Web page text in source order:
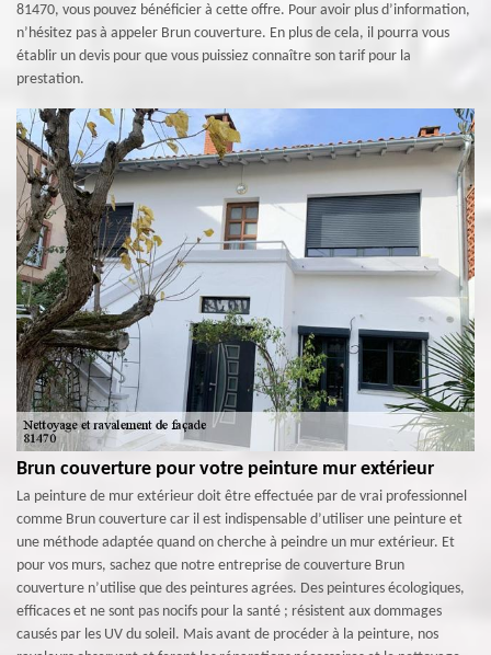
81470, vous pouvez bénéficier à cette offre. Pour avoir plus d’information,
n’hésitez pas à appeler Brun couverture. En plus de cela, il pourra vous
établir un devis pour que vous puissiez connaître son tarif pour la
prestation.
Brun couverture pour votre peinture mur extérieur
La peinture de mur extérieur doit être effectuée par de vrai professionnel
comme Brun couverture car il est indispensable d’utiliser une peinture et
une méthode adaptée quand on cherche à peindre un mur extérieur. Et
pour vos murs, sachez que notre entreprise de couverture Brun
couverture n’utilise que des peintures agrées. Des peintures écologiques,
efficaces et ne sont pas nocifs pour la santé ; résistent aux dommages
causés par les UV du soleil. Mais avant de procéder à la peinture, nos